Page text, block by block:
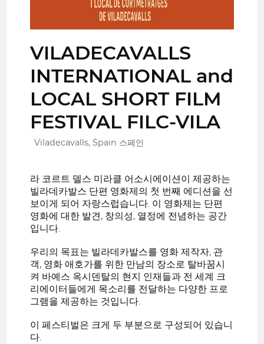
VILADECAVALLS
INTERNATIONAL and
LOCAL SHORT FILM
FESTIVAL FILC-VILA
Viladecavalls, Spain 스페인
라 코르트 델스 미라클 어소시에이션이 제공하는
빌라데카발스 단편 영화제의 첫 번째 에디션을 선
보이게 되어 자랑스럽습니다. 이 영화제는 단편
영화에 대한 발견, 창의성, 열정에 전념하는 공간
입니다.
우리의 목표는 빌라데카발스를 영화 제작자, 관
객, 영화 애호가를 위한 만남의 장소로 탈바꿈시
켜 바예스 옥시덴탈의 현지 인재들과 전 세계 크
리에이터들에게 목소리를 전달하는 다양한 프로
그램을 제공하는 것입니다.
이 페스티벌은 크게 두 부분으로 구성되어 있습니
다.